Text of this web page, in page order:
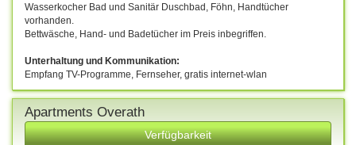
Wasserkocher Bad und Sanitär Duschbad, Föhn, Handtücher
vorhanden.
Bettwäsche, Hand- und Badetücher im Preis inbegriffen.
Unterhaltung und Kommunikation:
Empfang TV-Programme, Fernseher, gratis internet-wlan
Apartments Overath
Verfügbarkeit